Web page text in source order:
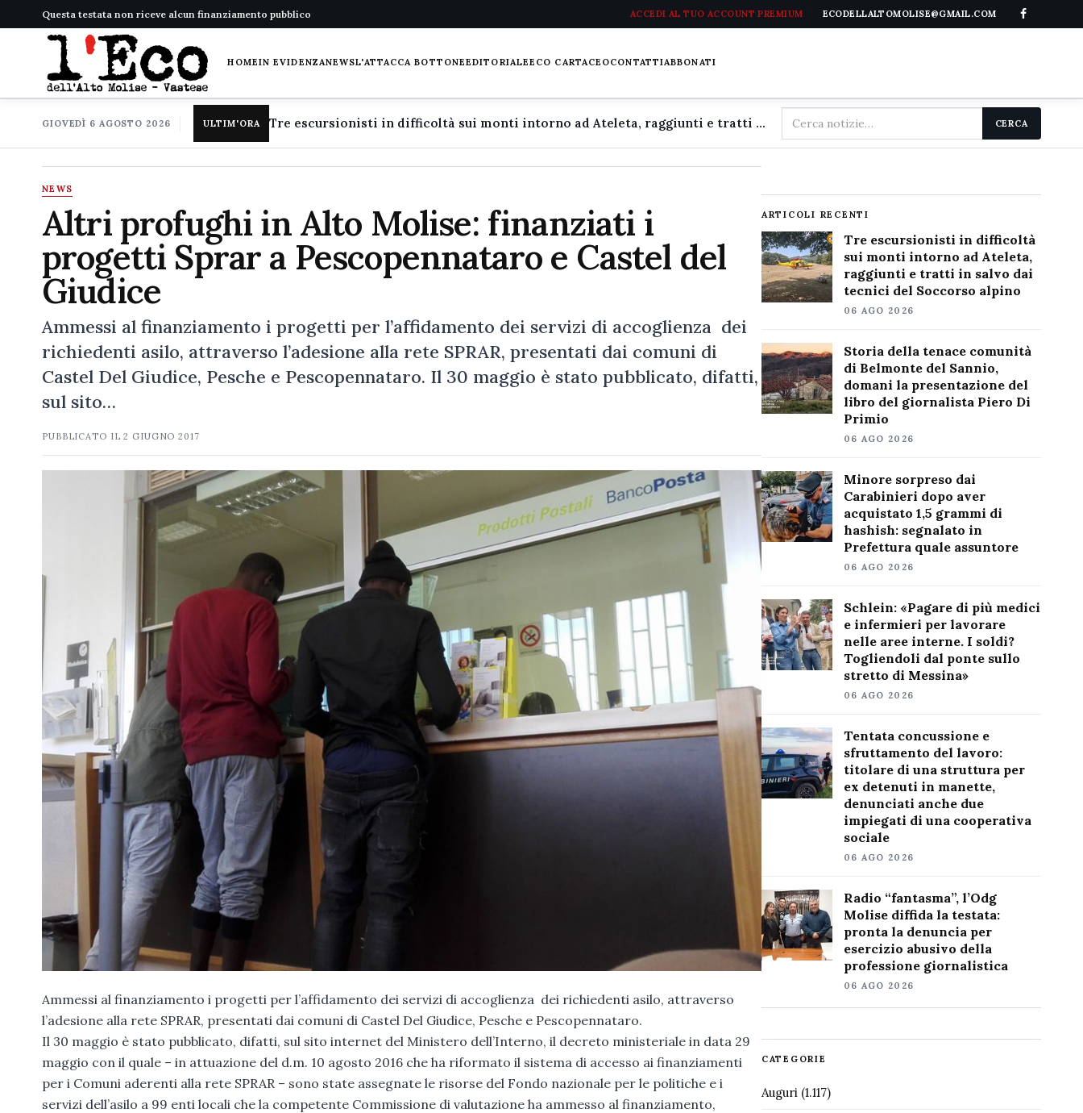
Questa testata non riceve alcun finanziamento pubblico ACCEDI AL TUO ACCOUNT PREMIUM ECODELLALTOMOLISE@GMAIL.COM
HOMEIN EVIDENZANEWSL'ATTACCA BOTTONEEDITORIALEECO CARTACEOCONTATTIABBONATI
GIOVEDÌ 6 AGOSTO 2026 ULTIM'ORA Tre escursionisti in difficoltà sui monti intorno ad Ateleta, raggiunti e tratti in salvo dai tecnici del Soccorso alpino
Cerca
nel
CERCA
NEWS
Altri profughi in Alto Molise: finanziati i
progetti Sprar a Pescopennataro e Castel del
Giudice
Ammessi al finanziamento i progetti per l’affidamento dei servizi di accoglienza dei
richiedenti asilo, attraverso l’adesione alla rete SPRAR, presentati dai comuni di
Castel Del Giudice, Pesche e Pescopennataro. Il 30 maggio è stato pubblicato, difatti,
sul sito…
PUBBLICATO IL2 GIUGNO 2017
Ammessi al finanziamento i progetti per l’affidamento dei servizi di accoglienza dei richiedenti asilo, attraverso
l’adesione alla rete SPRAR, presentati dai comuni di Castel Del Giudice, Pesche e Pescopennataro.
Il 30 maggio è stato pubblicato, difatti, sul sito internet del Ministero dell’Interno, il decreto ministeriale in data 29
maggio con il quale – in attuazione del d.m. 10 agosto 2016 che ha riformato il sistema di accesso ai finanziamenti
per i Comuni aderenti alla rete SPRAR – sono state assegnate le risorse del Fondo nazionale per le politiche e i
servizi dell’asilo a 99 enti locali che la competente Commissione di valutazione ha ammesso al finanziamento,
ARTICOLI RECENTI
Tre escursionisti in difficoltà
sui monti intorno ad Ateleta,
raggiunti e tratti in salvo dai
tecnici del Soccorso alpino
06 AGO 2026
Storia della tenace comunità
di Belmonte del Sannio,
domani la presentazione del
libro del giornalista Piero Di
Primio
06 AGO 2026
Minore sorpreso dai
Carabinieri dopo aver
acquistato 1,5 grammi di
hashish: segnalato in
Prefettura quale assuntore
06 AGO 2026
Schlein: «Pagare di più medici
e infermieri per lavorare
nelle aree interne. I soldi?
Togliendoli dal ponte sullo
stretto di Messina»
06 AGO 2026
Tentata concussione e
sfruttamento del lavoro:
titolare di una struttura per
ex detenuti in manette,
denunciati anche due
impiegati di una cooperativa
sociale
06 AGO 2026
Radio “fantasma”, l’Odg
Molise diffida la testata:
pronta la denuncia per
esercizio abusivo della
professione giornalistica
06 AGO 2026
CATEGORIE
Auguri(1.117)